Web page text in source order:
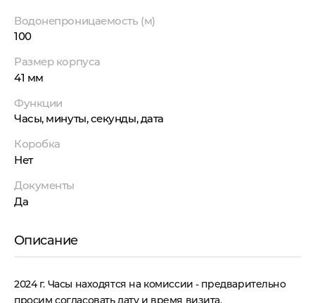
Водонепроницаемость (м)
100
Размер корпуса
41 мм
Функции
Часы, минуты, секунды, дата
Коробка
Нет
Документы
Да
Описание
2024 г. Часы находятся на комиссии - предварительно